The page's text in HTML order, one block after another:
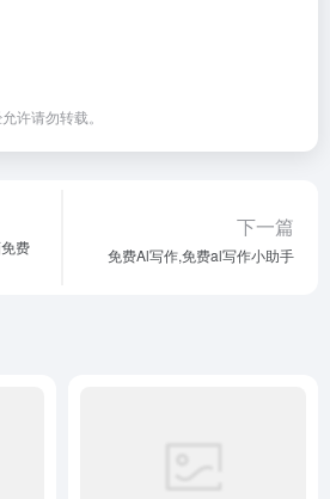
许请勿转载。
费
下一篇
免费Al写作,免费al写作小助手